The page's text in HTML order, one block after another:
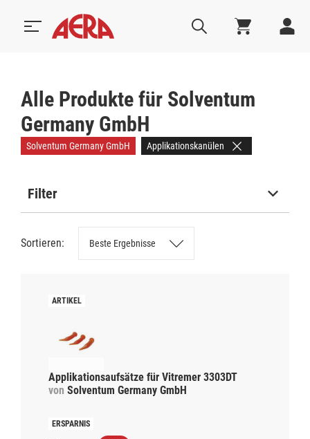
Alle Produkte für Solventum
Germany GmbH
Solventum Germany GmbH Applikationskanülen
Filter
Kategorien
Applikationshilfen
Schnelle Lieferzeit
Preis ab
Bis
Sortieren:
Applikationsaufsätze für Vitremer 3303DT
von Solventum Germany GmbH